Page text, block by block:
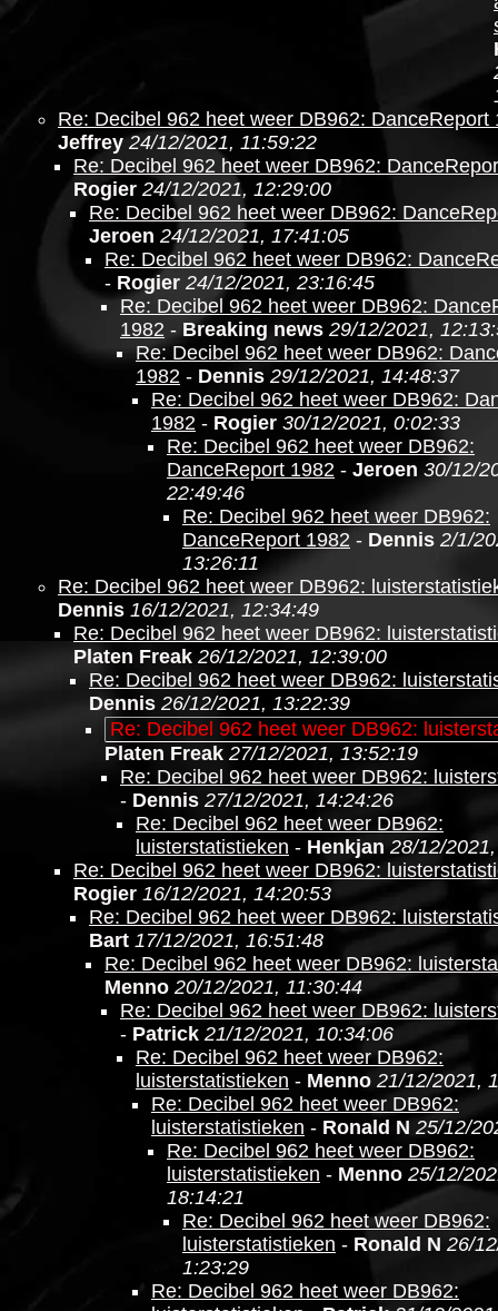
Re: Decibel 962 heet weer DB962: DanceReport
Jeffrey 24/12/2021, 11:59:22
Re: Decibel 962 heet weer DB962:
Rogier 24/12/2021, 12:29:00
Re: Decibel 962 heet weer DB962:
Jeroen 24/12/2021, 17:41:05
Re: Decibel 962 heet weer DB962:
- Rogier 24/12/2021, 23:16:45
Re: Decibel 962 heet weer DB962:
1982 - Breaking news 29/12/2021,
Re: Decibel 962 heet weer DB962:
1982 - Dennis 29/12/2021, 14:48:37
Re: Decibel 962 heet weer DB962:
1982 - Rogier 30/12/2021, 0:02:33
Re: Decibel 962 heet weer DB962:
DanceReport 1982 - Jeroen 30/12/
22:49:46
Re: Decibel 962 heet weer DB962:
DanceReport 1982 - Dennis 2/1/
13:26:11
Re: Decibel 962 heet weer DB962:
Dennis 16/12/2021, 12:34:49
Re: Decibel 962 heet weer DB962:
Platen Freak 26/12/2021, 12:39:00
Re: Decibel 962 heet weer DB962:
Dennis 26/12/2021, 13:22:39
Re: Decibel 962 heet weer DB962:
Platen Freak 27/12/2021, 13:52:19
Re: Decibel 962 heet weer DB962:
- Dennis 27/12/2021, 14:24:26
Re: Decibel 962 heet weer DB962:
luisterstatistieken - Henkjan 28/12/
Re: Decibel 962 heet weer DB962:
Rogier 16/12/2021, 14:20:53
Re: Decibel 962 heet weer DB962:
Bart 17/12/2021, 16:51:48
Re: Decibel 962 heet weer DB962:
Menno 20/12/2021, 11:30:44
Re: Decibel 962 heet weer DB962:
- Patrick 21/12/2021, 10:34:06
Re: Decibel 962 heet weer DB962:
luisterstatistieken - Menno 21/12/2021,
Re: Decibel 962 heet weer DB962:
luisterstatistieken - Ronald N 25/12/
Re: Decibel 962 heet weer DB962:
luisterstatistieken - Menno 25/12/
18:14:21
Re: Decibel 962 heet weer DB962:
luisterstatistieken - Ronald N 26/
1:23:29
Re: Decibel 962 heet weer DB962: